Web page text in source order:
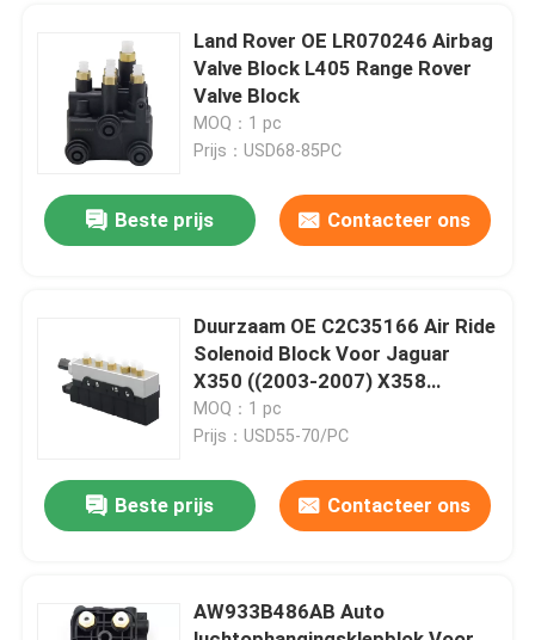
Video's
Fabriekstocht
Kwaliteitscontrole
Neem contact met ons op
Nieuws
Autoverhangingssysteem
Land Rover OE LR070246 Airbag
Valve Block L405 Range Rover
Valve Block
MOQ：1 pc
Prijs：USD68-85PC
Beste prijs Contacteer ons
Duurzaam OE C2C35166 Air Ride
Solenoid Block Voor Jaguar
X350 ((2003-2007) X358
((2007-2009)
MOQ：1 pc
Prijs：USD55-70/PC
Beste prijs Contacteer ons
AW933B486AB Auto